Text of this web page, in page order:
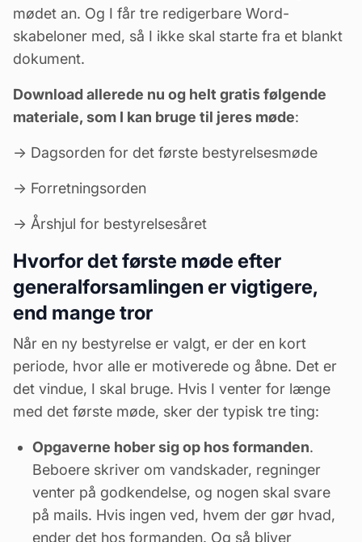
mødet an. Og I får tre redigerbare Word-
skabeloner med, så I ikke skal starte fra et blankt
dokument.
Download allerede nu og helt gratis følgende
materiale, som I kan bruge til jeres møde:
→ Dagsorden for det første bestyrelsesmøde
→ Forretningsorden
→ Årshjul for bestyrelsesåret
Hvorfor det første møde efter
generalforsamlingen er vigtigere,
end mange tror
Når en ny bestyrelse er valgt, er der en kort
periode, hvor alle er motiverede og åbne. Det er
det vindue, I skal bruge. Hvis I venter for længe
med det første møde, sker der typisk tre ting:
Opgaverne hober sig op hos formanden.
Beboere skriver om vandskader, regninger
venter på godkendelse, og nogen skal svare
på mails. Hvis ingen ved, hvem der gør hvad,
ender det hos formanden. Og så bliver